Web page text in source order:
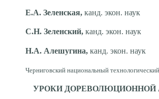
Е.А. Зеленская, канд. экон. наук
С.Н. Зеленский, канд. экон. наук
Н.А. Алешугина, канд. экон. наук
Черниговский национальный
УРОКИ ДОРЕВОЛЮЦИОННОЙ